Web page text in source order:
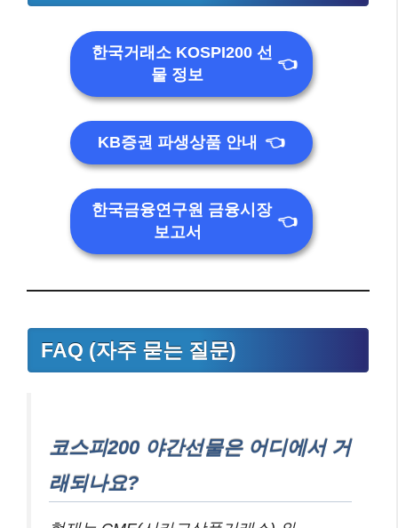
한국거래소 KOSPI200 선
물 정보
👈
KB증권 파생상품 안내👈
한국금융연구원 금융시장
보고서
👈
FAQ (자주 묻는 질문)
코스피200 야간선물은 어디에서 거
래되나요?